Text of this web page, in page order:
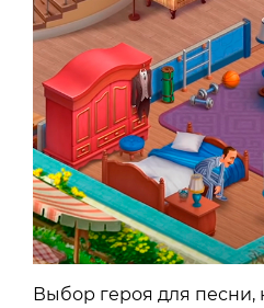
Выбор героя для